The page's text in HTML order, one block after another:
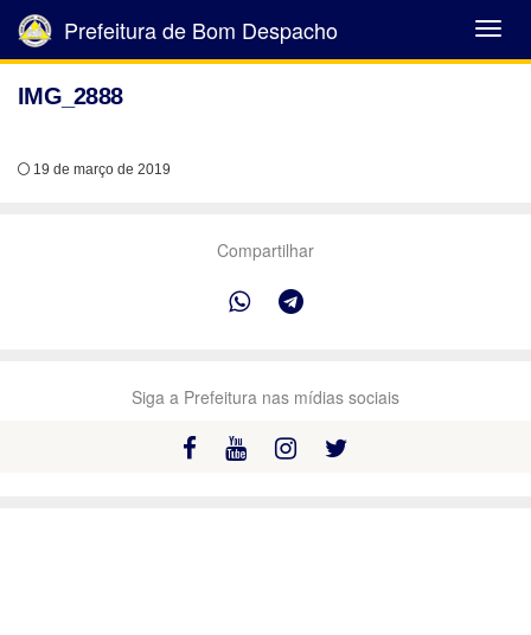
Abrir
Menu
Prefeitura de Bom Despacho
IMG_2888
19 de março de 2019
Compartilhar
Siga a Prefeitura nas mídias sociais